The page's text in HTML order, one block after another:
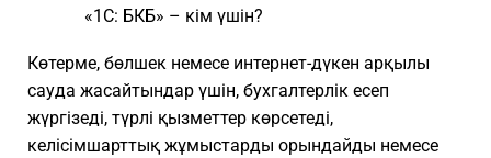
«1C: БКБ» – кім үшін?
Көтерме, бөлшек немесе интернет-дүкен арқылы
сауда жасайтындар үшін, бухгалтерлік есеп
жүргізеді, түрлі қызметтер көрсетеді,
келісімшарттық жұмыстарды орындайды немесе